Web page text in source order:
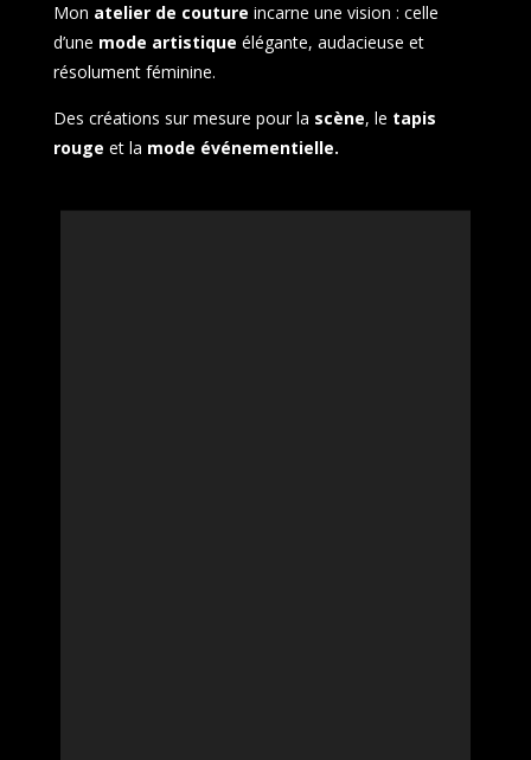
Mon atelier de couture incarne une vision : celle
d’une mode artistique élégante, audacieuse et
résolument féminine.
Des créations sur mesure pour la scène, le tapis
rouge et la mode événementielle.